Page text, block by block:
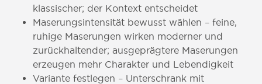
klassischer; der Kontext entscheidet
Maserungsintensität bewusst wählen – feine,
ruhige Maserungen wirken moderner und
zurückhaltender; ausgeprägtere Maserungen
erzeugen mehr Charakter und Lebendigkeit
Variante festlegen – Unterschrank mit